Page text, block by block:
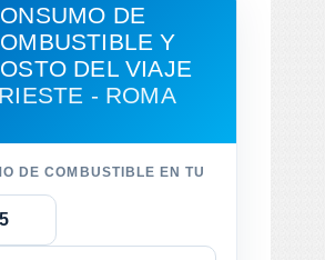
DE
Y
DEL VIAJE
- ROMA
DE COMBUSTIBLE EN TU